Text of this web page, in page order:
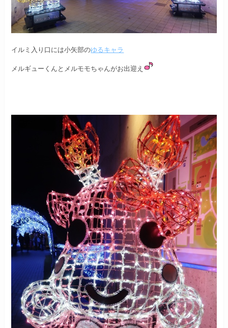
イルミ入り口には小矢部のゆるキャラ
メルギューくんとメルモモちゃんがお出迎え